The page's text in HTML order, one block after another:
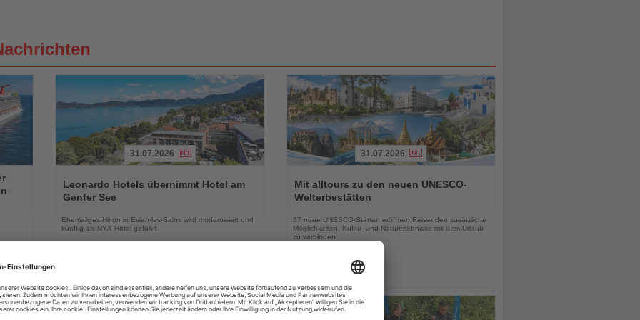
Sie
die
31.07.2026
Leonardo Hotels übernimmt Hotel am
Genfer See
Ehemaliges Hilton in Evian-les-Bains wird modernisiert und
künftig als NYX Hotel geführt
Sie
die
31.07.2026
Mit alltours zu den neuen UNESCO-
Welterbestätten
27 neue UNESCO-Stätten eröffnen Reisenden zusätzliche
Möglichkeiten, Kultur- und Naturerlebnisse mit dem Urlaub
zu verbinden